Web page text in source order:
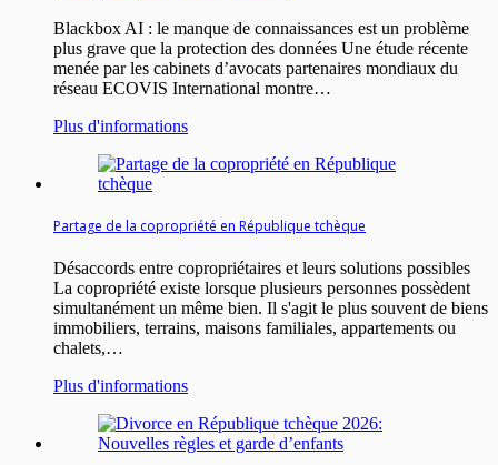
Blackbox AI : le manque de connaissances est un problème
plus grave que la protection des données Une étude récente
menée par les cabinets d’avocats partenaires mondiaux du
réseau ECOVIS International montre…
Plus d'informations
Partage de la copropriété en République tchèque
Désaccords entre copropriétaires et leurs solutions possibles
La copropriété existe lorsque plusieurs personnes possèdent
simultanément un même bien. Il s'agit le plus souvent de biens
immobiliers, terrains, maisons familiales, appartements ou
chalets,…
Plus d'informations